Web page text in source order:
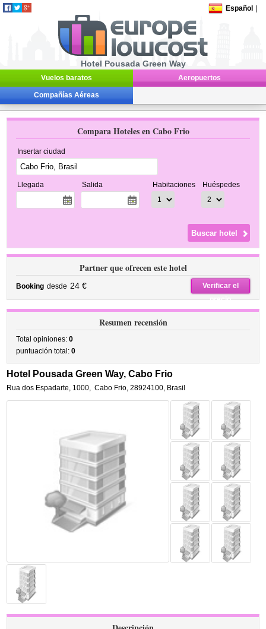
Español
Hotel Pousada Green Way
Vuelos baratos Aeropuertos
Compañías Aéreas
Compara Hoteles en Cabo Frio
Insertar ciudad
Llegada Salida Habitaciones Huéspedes
Partner que ofrecen este hotel
Booking desde 24 €
Verificar el
precio
Resumen recensión
Total opiniones:0
puntuación total:0
Hotel Pousada Green Way, Cabo Frio
Rua dos Espadarte, 1000, Cabo Frio,28924100, Brasil